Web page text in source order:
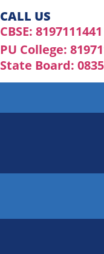
CALL US
CBSE:
PU College:
State Board: